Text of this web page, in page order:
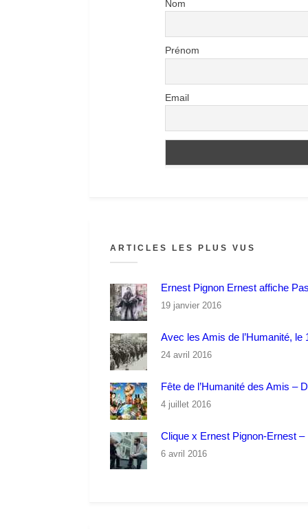
Nom
Prénom
Email
ARTICLES LES PLUS VUS
Ernest Pignon Ernest affiche
19 janvier 2016
Avec les Amis de l’Humanité, le
24 avril 2016
Fête de l’Humanité des Amis –
4 juillet 2016
Clique x Ernest Pignon-Ernest
6 avril 2016